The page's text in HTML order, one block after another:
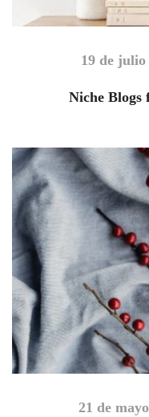
19 de julio
Niche Blogs
21 de